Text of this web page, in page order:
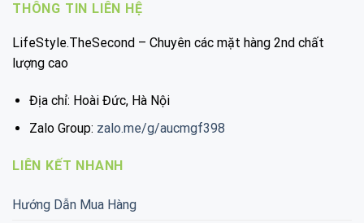
THÔNG TIN LIÊN HỆ
LifeStyle.TheSecond – Chuyên các mặt hàng 2nd chất
lượng cao
Địa chỉ: Hoài Đức, Hà Nội
Zalo Group: zalo.me/g/aucmgf398
LIÊN KẾT NHANH
Hướng Dẫn Mua Hàng